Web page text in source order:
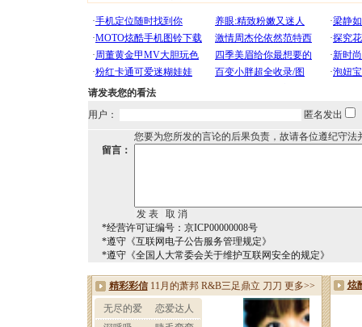
请发表您的看法
用户：
匿名发出
您要为您所发的言论的后果负责，故请各位遵纪守法
留言：
*经营许可证编号：京ICP00000008号
*遵守《互联网电子公告服务管理规定》
*遵守《全国人大常委会关于维护互联网安全的规定》